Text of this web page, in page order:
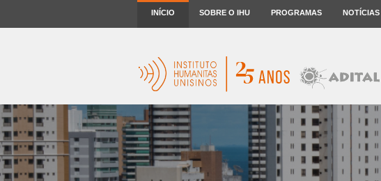
INÍCIO SOBRE O IHU PROGRAMAS NOTÍCIAS